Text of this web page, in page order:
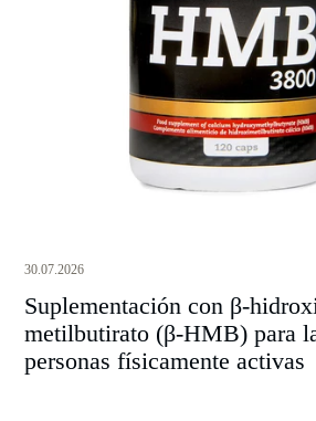
30.07.2026
Suplementación con β-
metilbutirato (β-HMB) para
personas físicamente activas